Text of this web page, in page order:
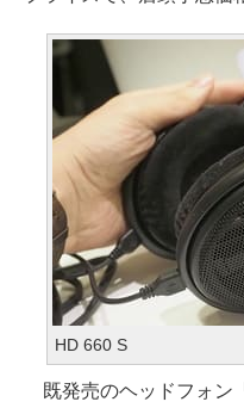
HD 660 S
既発売のヘッドフォン